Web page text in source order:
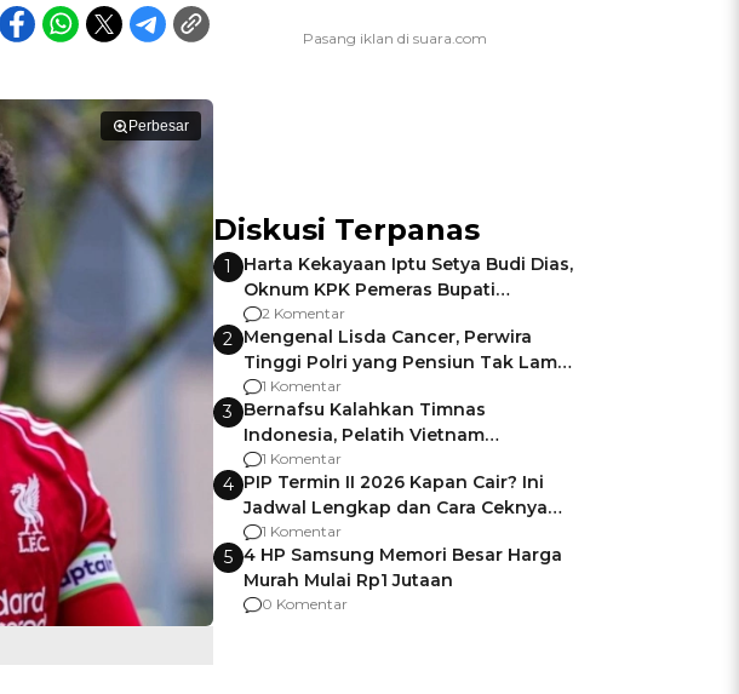
Perbesar
Diskusi Terpanas
1
Harta Kekayaan Iptu Setya Budi Dias,
Oknum KPK Pemeras Bupati
Pemalang
2 Komentar
2 Mengenal Lisda Cancer, Perwira
Tinggi Polri yang Pensiun Tak Lama
Usai Jadi Brigjen
1 Komentar
3 Bernafsu Kalahkan Timnas
Indonesia, Pelatih Vietnam
Berencana Pakai Jimat di Pakansari
1 Komentar
4 PIP Termin II 2026 Kapan Cair? Ini
Jadwal Lengkap dan Cara Ceknya
agar Dana Tidak Hangus!
1 Komentar
5 4 HP Samsung Memori Besar Harga
Murah Mulai Rp1 Jutaan
0 Komentar